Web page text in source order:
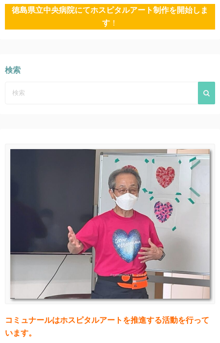
送
り
徳島県立中央病院にてホスピタルアート制作を開始しま
す ！
検索
コミュナールはホスピタルアートを推進する活動を行って
います。